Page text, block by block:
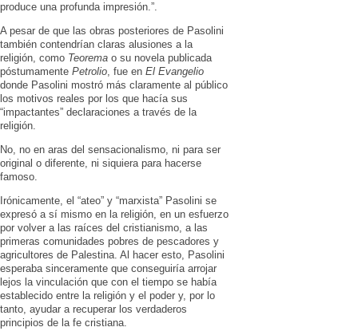
produce una profunda impresión.”.
A pesar de que las obras posteriores de Pasolini
también contendrían claras alusiones a la
religión, como Teorema o su novela publicada
póstumamente Petrolio, fue en El Evangelio
donde Pasolini mostró más claramente al público
los motivos reales por los que hacía sus
“impactantes” declaraciones a través de la
religión.
No, no en aras del sensacionalismo, ni para ser
original o diferente, ni siquiera para hacerse
famoso.
Irónicamente, el “ateo” y “marxista” Pasolini se
expresó a sí mismo en la religión, en un esfuerzo
por volver a las raíces del cristianismo, a las
primeras comunidades pobres de pescadores y
agricultores de Palestina. Al hacer esto, Pasolini
esperaba sinceramente que conseguiría arrojar
lejos la vinculación que con el tiempo se había
establecido entre la religión y el poder y, por lo
tanto, ayudar a recuperar los verdaderos
principios de la fe cristiana.